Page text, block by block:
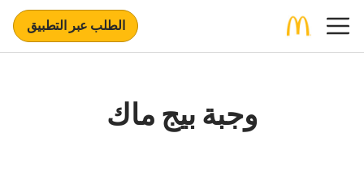
الطلب عبر التطبيق
وجبة بيج ماك